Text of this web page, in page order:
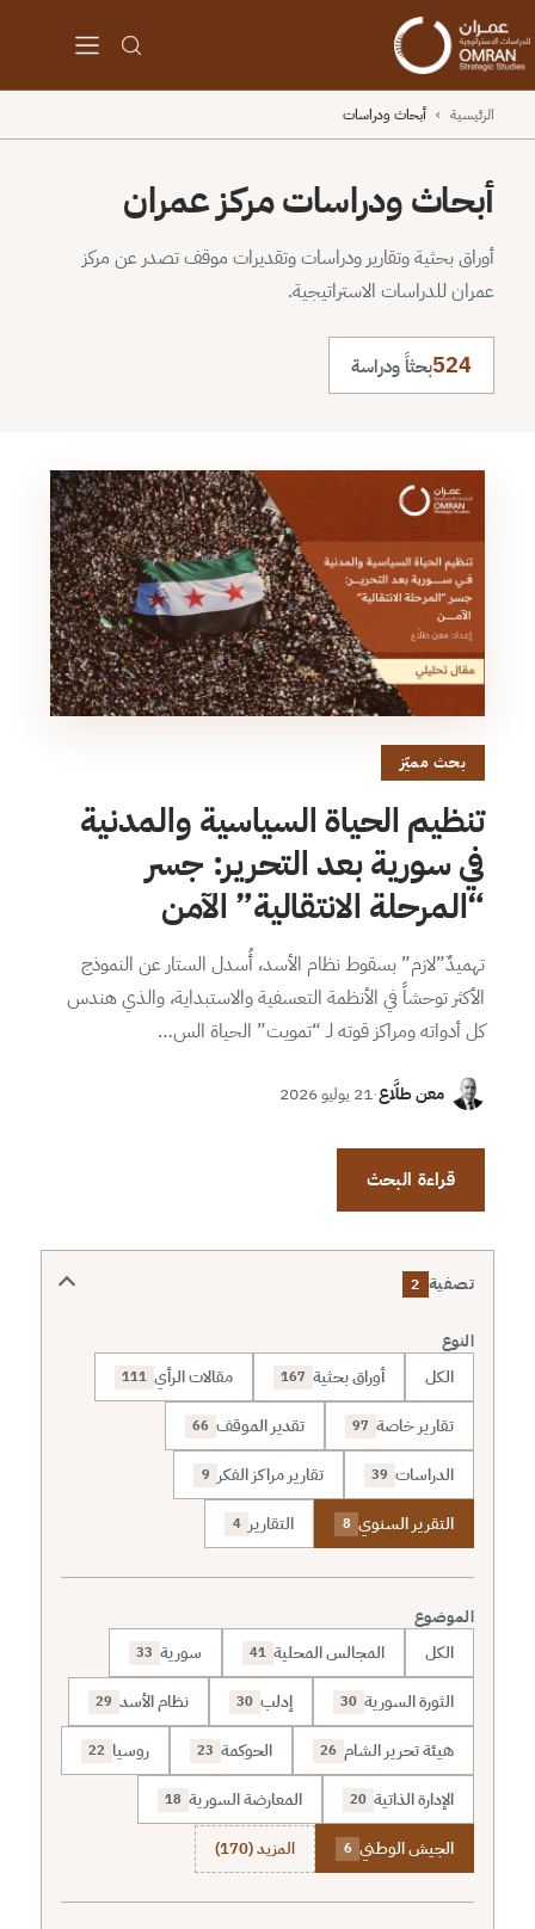
الرئيسية › أبحاث ودراسات
أبحاث ودراسات مركز عمران
أوراق بحثية وتقارير ودراسات وتقديرات موقف تصدر عن مركز
عمران للدراسات الاستراتيجية.
524بحثاً ودراسة
بحث مميّز
تنظيم الحياة السياسية والمدنية
في سورية بعد التحرير: جسر
“المرحلة الانتقالية” الآمن
تهميدٌ”لازم” بسقوط نظام الأسد، أُسدل الستار عن النموذج
الأكثر توحشاً في الأنظمة التعسفية والاستبداية، والذي هندس
كل أدواته ومراكز قوته لـ “تمويت” الحياة الس…
معن طلَّاع·21 يوليو 2026
قراءة البحث
تصفية 2
النوع
الكل أوراق بحثية 167 مقالات الرأي 111
تقارير خاصة 97 تقدير الموقف 66
الدراسات 39 تقارير مراكز الفكر 9
التقرير السنوي 8 التقارير 4
الموضوع
الكل المجالس المحلية 41 سورية 33
الثورة السورية 30 إدلب 30 نظام الأسد 29
هيئة تحرير الشام 26 الحوكمة 23 روسيا 22
الإدارة الذاتية 20 المعارضة السورية 18
الجيش الوطني 6 المزيد (170)